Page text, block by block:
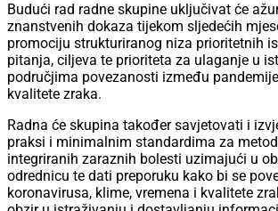
Budući rad radne skupine uključivat će
znanstvenih dokaza tijekom sljedećih
promociju strukturiranog niza prioritetnih
pitanja, ciljeva te prioriteta za ulaganje u
područjima povezanosti između
kvalitete zraka.
Radna će skupina također savjetovati i
praksi i minimalnim standardima za
integriranih zaraznih bolesti uzimajući u
odrednicu te dati preporuku kako bi se
koronavirusa, klime, vremena i kvalitete